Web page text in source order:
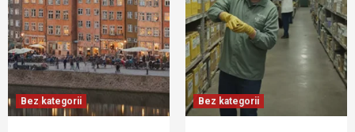
5
Jak leczyć łojotokowe zapalenie skóry?
6
Bez kategorii
Przeglądy techniczne i konserwacja domu
szkieletowego — harmonogram
Bez kategorii Bez kategorii